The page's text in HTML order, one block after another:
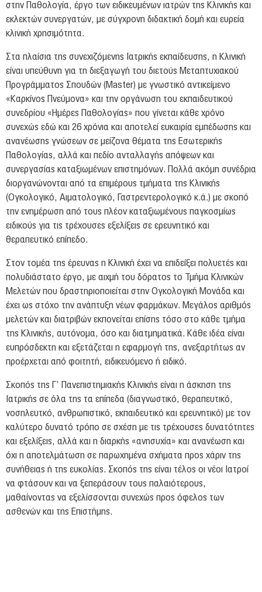
στην Παθολογία, έργο των ειδικευμένων ιατρών της Κλινικής και
εκλεκτών συνεργατών, με σύγχρονη διδακτική δομή και ευρεία
κλινική χρησιμότητα.
Στα πλαίσια της συνεχιζόμενης Ιατρικής εκπαίδευσης, η Κλινική
είναι υπεύθυνη για τη διεξαγωγή του διετούς Μεταπτυχιακού
Προγράμματος Σπουδών (Master) με γνωστικό αντικείμενο
«Καρκίνος Πνεύμονα» και την οργάνωση του εκπαιδευτικού
συνεδρίου «Ημέρες Παθολογίας» που γίνεται κάθε χρόνο
συνεχώς εδώ και 26 χρόνια και αποτελεί ευκαιρία εμπέδωσης και
ανανέωσης γνώσεων σε μείζονα θέματα της Εσωτερικής
Παθολογίας, αλλά και πεδίο ανταλλαγής απόψεων και
συνεργασίας καταξιωμένων επιστημόνων. Πολλά ακόμη συνέδρια
διοργανώνονται από τα επιμέρους τμήματα της Κλινικής
(Ογκολογικό, Αιματολογικό, Γαστρεντερολογικό κ.ά.) με σκοπό
την ενημέρωση από τους πλέον καταξιωμένους παγκοσμίως
ειδικούς για τις τρέχουσες εξελίξεις σε ερευνητικό και
θεραπευτικό επίπεδο.
Στον τομέα της έρευνας η Κλινική έχει να επιδείξει πολυετές και
πολυδιάστατο έργο, με αιχμή του δόρατος το Τμήμα Κλινικών
Μελετών που δραστηριοποιείται στην Ογκολογική Μονάδα και
έχει ως στόχο την ανάπτυξη νέων φαρμάκων. Μεγάλος αριθμός
μελετών και διατριβών εκπονείται επίσης τόσο στο κάθε τμήμα
της Κλινικής, αυτόνομα, όσο και διατμηματικά. Κάθε ιδέα είναι
ευπρόσδεκτη και εξετάζεται η εφαρμογή της, ανεξαρτήτως αν
προέρχεται από φοιτητή, ειδικευόμενο ή ειδικό.
Σκοπός της Γ’ Πανεπιστημιακής Κλινικής είναι η άσκηση της
Ιατρικής σε όλα της τα επίπεδα (διαγνωστικό, θεραπευτικό,
νοσηλευτκό, ανθρωπιστικό, εκπαιδευτικό και ερευνητικό) με τον
καλύτερο δυνατό τρόπο σε σχέση με τις τρέχουσες δυνατότητες
και εξελίξεις, αλλά και η διαρκής «ανησυχία» και ανανέωση και
όχι η αποτελμάτωση σε παρωχημένα σχήματα προς χάριν της
συνήθειας ή της ευκολίας. Σκοπός της είναι τέλος οι νέοι Ιατροί
να φτάσουν και να ξεπεράσουν τους παλαιότερους,
μαθαίνοντας να εξελίσσονται συνεχώς προς όφελος των
ασθενών και της Επιστήμης.